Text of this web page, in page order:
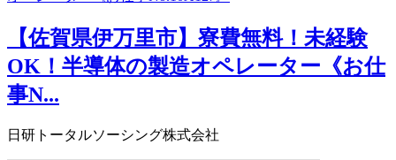
【佐賀県伊万里市】寮費無料！未経験
OK！半導体の製造オペレーター《お仕
事N...
日研トータルソーシング株式会社